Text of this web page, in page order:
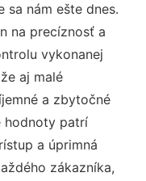
sa nám ešte dnes.
na precíznosť a
vykonanej
aj malé
a zbytočné
hodnoty patrí
a úprimná
zákazníka,